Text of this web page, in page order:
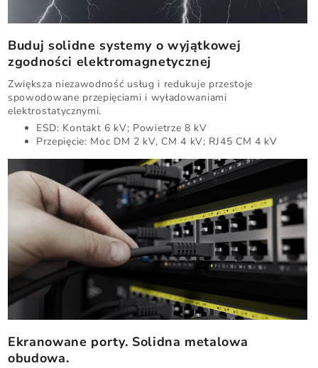
Buduj solidne systemy o wyjątkowej
zgodności elektromagnetycznej
Zwiększa niezawodność usług i redukuje przestoje
spowodowane przepięciami i wyładowaniami
elektrostatycznymi.
ESD: Kontakt 6 kV; Powietrze 8 kV
Przepięcie: Moc DM 2 kV, CM 4 kV; RJ45 CM 4 kV
Ekranowane porty. Solidna metalowa
obudowa.